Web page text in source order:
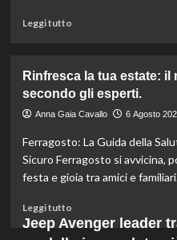
Leggi tuttoLeggi
Camera
approva
ddl
finanziamenti
aumentati
di
per
Rinfresca la tua estate:
secondo gli esperti.
Anna Gaia Cavallo 6 Agosto
Ferragosto: La Guida della
Sicuro Ferragosto si avvicina,
festa e gioia tra amici e
Leggi tuttoLeggi
di
più
Jeep Avenger leader